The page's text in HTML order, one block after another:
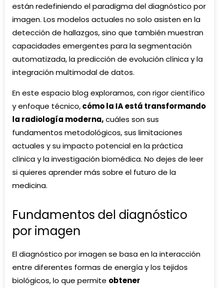
están redefiniendo el paradigma del diagnóstico por
imagen. Los modelos actuales no solo asisten en la
detección de hallazgos, sino que también muestran
capacidades emergentes para la segmentación
automatizada, la predicción de evolución clínica y la
integración multimodal de datos.
En este espacio blog exploramos, con rigor científico
y enfoque técnico,cómo la IA está transformando
la radiología moderna,cuáles son sus
fundamentos metodológicos, sus limitaciones
actuales y su impacto potencial en la práctica
clínica y la investigación biomédica. No dejes de leer
si quieres aprender más sobre el futuro de la
medicina.
Fundamentos del diagnóstico
por imagen
El diagnóstico por imagen se basa en la interacción
entre diferentes formas de energía y los tejidos
biológicos, lo que permite obtener